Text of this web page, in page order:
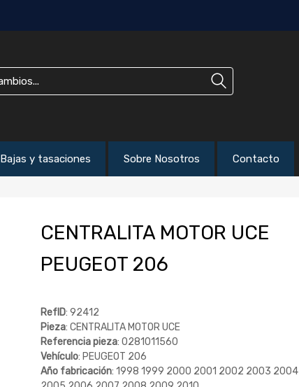
Bajas y tasaciones Sobre Nosotros Contacto
CENTRALITA MOTOR UCE
PEUGEOT 206
RefID: 92412
Pieza: CENTRALITA MOTOR UCE
Referencia pieza: 0281011560
Vehículo: PEUGEOT 206
Año fabricación: 1998 1999 2000 2001 2002 2003 2004